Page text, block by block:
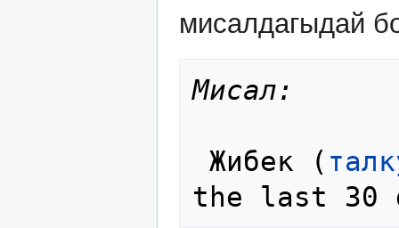
мисалдагыдай
Мисал:
Жибек (